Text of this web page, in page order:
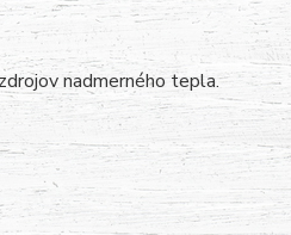
nadmerného tepla.